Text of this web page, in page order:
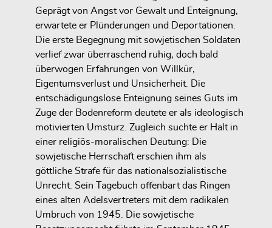
Geprägt von Angst vor Gewalt und Enteignung,
erwartete er Plünderungen und Deportationen.
Die erste Begegnung mit sowjetischen Soldaten
verlief zwar überraschend ruhig, doch bald
überwogen Erfahrungen von Willkür,
Eigentumsverlust und Unsicherheit. Die
entschädigungslose Enteignung seines Guts im
Zuge der Bodenreform deutete er als ideologisch
motivierten Umsturz. Zugleich suchte er Halt in
einer religiös-moralischen Deutung: Die
sowjetische Herrschaft erschien ihm als
göttliche Strafe für das nationalsozialistische
Unrecht. Sein Tagebuch offenbart das Ringen
eines alten Adelsvertreters mit dem radikalen
Umbruch von 1945. Die sowjetische